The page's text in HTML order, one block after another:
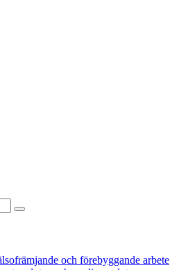
och förebyggande arbete